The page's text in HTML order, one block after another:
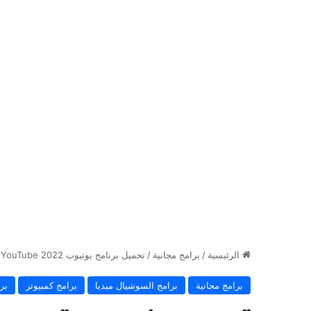
الرئيسية / برامج مجانية / تحميل برنامج يوتيوب 2022 Download YouTube
برامج مجانية برامج السوشيال ميديا برامج كمبيوتر